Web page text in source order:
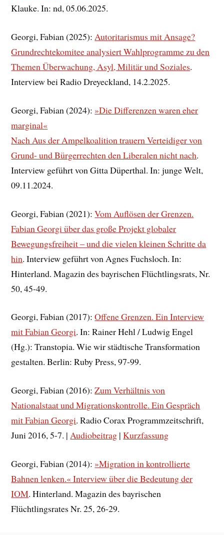
Klauke. In: nd, 05.06.2025.
Georgi, Fabian (2025):Autoritarismus mit Ansage?
Grundrechtekomitee analysiert Wahlprogramme zu den
Themen Überwachung, Asyl, Militär und Soziales.
Interview bei Radio Dreyeckland, 14.2.2025.
Georgi, Fabian (2024): »Die Differenzen waren eher
marginal«
Nach Aus der Ampelkoalition trauern Verteidiger von
Grund- und Bürgerrechten den Liberalen nicht nach.
Interview geführt von Gitta Düperthal. In: junge Welt,
09.11.2024.
Georgi, Fabian (2021):Vom Auflösen der Grenzen.
Fabian Georgi über das große Projekt globaler
Bewegungsfreiheit – und die vielen kleinen Schritte da
hin. Interview geführt von Agnes Fuchsloch. In:
Hinterland. Magazin des bayrischen Flüchtlingsrats, Nr.
50, 45-49.
Georgi, Fabian (2017):Offene Grenzen. Ein Interview
mit Fabian Georgi. In: Rainer Hehl / Ludwig Engel
(Hg.): Transtopia. Wie wir städtische Transformation
gestalten. Berlin: Ruby Press, 97-99.
Georgi, Fabian (2016):Zum Verhältnis von
Nationalstaat und Migrationskontrolle. Ein Gespräch
mit Fabian Georgi. Radio Corax Programmzeitschrift,
Juni 2016, 5-7. |Audiobeitrag |Kurzfassung
Georgi, Fabian (2014): »Migration in kontrollierte
Bahnen lenken.« Interview über die Bedeutung der
IOM. Hinterland. Magazin des bayrischen
Flüchtlingsrates Nr. 25, 26-29.